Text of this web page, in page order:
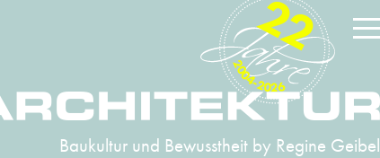
Baukultur und Bewusstheit by Regine Geibel
2004-2026
22